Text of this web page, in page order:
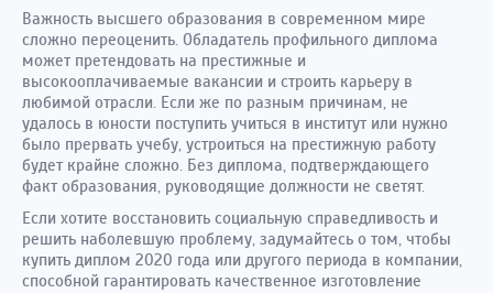
Важность высшего образования в современном мире
сложно переоценить. Обладатель профильного диплома
может претендовать на престижные и
высокооплачиваемые вакансии и строить карьеру в
любимой отрасли. Если же по разным причинам, не
удалось в юности поступить учиться в институт или нужно
было прервать учебу, устроиться на престижную работу
будет крайне сложно. Без диплома, подтверждающего
факт образования, руководящие должности не светят.
Если хотите восстановить социальную справедливость и
решить наболевшую проблему, задумайтесь о том, чтобы
купить диплом 2020 года или другого периода в компании,
способной гарантировать качественное изготовление